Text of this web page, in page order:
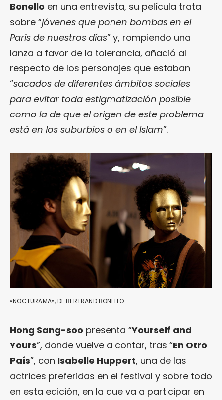
Bonello en una entrevista, su película trata
sobre “jóvenes que ponen bombas en el
París de nuestros días” y, rompiendo una
lanza a favor de la tolerancia, añadió al
respecto de los personajes que estaban
“sacados de diferentes ámbitos sociales
para evitar toda estigmatización posible
como la de que el origen de este problema
está en los suburbios o en el Islam”.
«NOCTURAMA», DE BERTRAND BONELLO
Hong Sang-soo presenta “Yourself and
Yours”, donde vuelve a contar, tras “En Otro
País”, con Isabelle Huppert, una de las
actrices preferidas en el festival y sobre todo
en esta edición, en la que va a participar en